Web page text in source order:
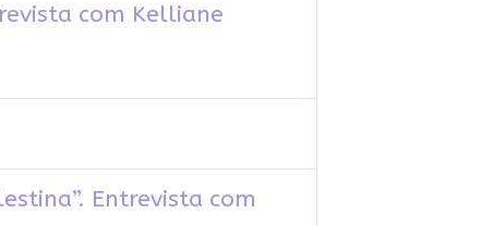
com Kelliane
Entrevista com